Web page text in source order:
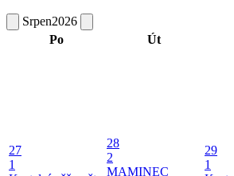
Srpen2026
Po
Út
27
1
28
2
MAMINEC
29
1